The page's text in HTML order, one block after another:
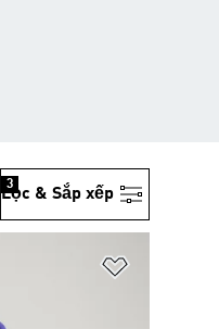
Lọc & Sắp xếp
3